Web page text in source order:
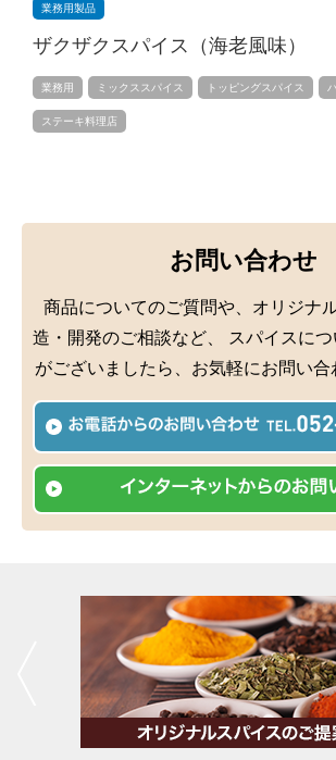
業務用製品
ザクザクスパイス（海老風味）
業務用 ミックススパイス トッピングスパイス
ステーキ料理店
お問い合わせ
商品についてのご質問や、オリジナ
造・開発のご相談など、
スパイスに
がございましたら、お気軽にお問い合